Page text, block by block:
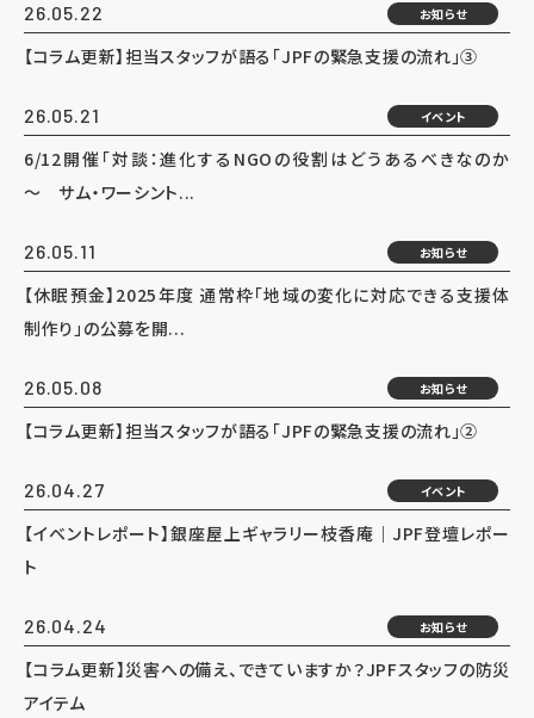
26.05.22 お知らせ
【コラム更新】担当スタッフが語る「JPFの緊急支援の流れ」③
26.05.21 イベント
6/12開催「対談：進化するNGOの役割はどうあるべきなのか
～ サム・ワーシント...
26.05.11 お知らせ
【休眠預金】2025年度 通常枠「地域の変化に対応できる支援体
制作り」の公募を開...
26.05.08 お知らせ
【コラム更新】担当スタッフが語る「JPFの緊急支援の流れ」②
26.04.27 イベント
【イベントレポート】銀座屋上ギャラリー枝香庵｜JPF登壇レポー
ト
26.04.24 お知らせ
【コラム更新】災害への備え、できていますか？JPFスタッフの防災
アイテム